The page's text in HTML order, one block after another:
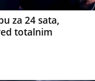
za 24 sata,
totalnim